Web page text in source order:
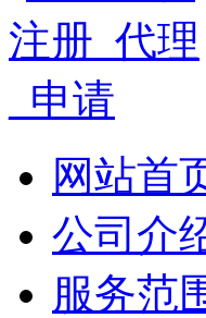
网站首
公司介
服务范